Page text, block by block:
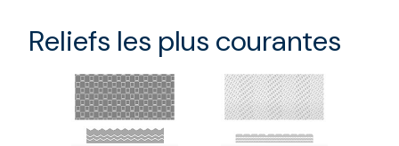
Reliefs les plus courantes